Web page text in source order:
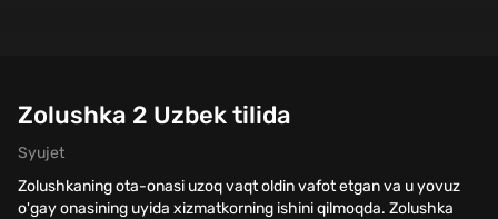
Zolushka 2 Uzbek tilida
Syujet
Zolushkaning ota-onasi uzoq vaqt oldin vafot etgan va u yovuz
o'gay onasining uyida xizmatkorning ishini qilmoqda. Zolushka